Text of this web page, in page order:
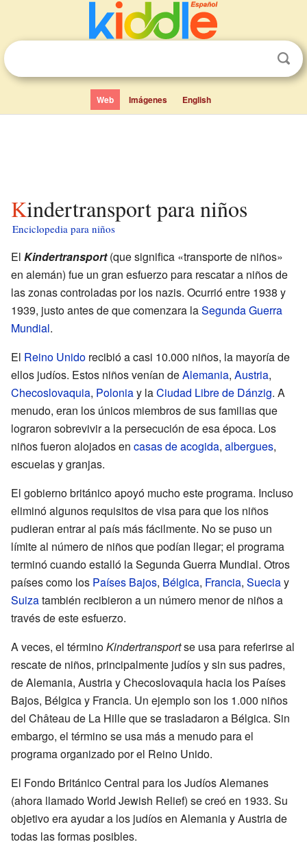
Web Imágenes English
Kindertransport para niños
Enciclopedia para niños
El Kindertransport(que significa «transporte de niños»
en alemán) fue un gran esfuerzo para rescatar a niños de
las zonas controladas por los nazis. Ocurrió entre 1938 y
1939, justo antes de que comenzara laSegunda Guerra
Mundial.
El Reino Unido recibió a casi 10.000 niños, la mayoría de
ellos judíos. Estos niños venían deAlemania, Austria,
Checoslovaquia, Poloniay laCiudad Libre de Dánzig. A
menudo, eran los únicos miembros de sus familias que
lograron sobrevivir a la persecución de esa época. Los
niños fueron alojados en casas de acogida, albergues,
escuelas y granjas.
El gobierno británico apoyó mucho este programa. Incluso
eliminó algunos requisitos de visa para que los niños
pudieran entrar al país más fácilmente. No se puso un
límite al número de niños que podían llegar; el programa
terminó cuando estalló la Segunda Guerra Mundial. Otros
países como los Países Bajos, Bélgica, Francia, Sueciay
Suizatambién recibieron a un número menor de niños a
través de este esfuerzo.
A veces, el términoKindertransportse usa para referirse al
rescate de niños, principalmente judíos y sin sus padres,
de Alemania, Austria y Checoslovaquia hacia los Países
Bajos, Bélgica y Francia. Un ejemplo son los 1.000 niños
del Château de La Hille que se trasladaron a Bélgica. Sin
embargo, el término se usa más a menudo para el
programa organizado por el Reino Unido.
El Fondo Británico Central para los Judíos Alemanes
(ahora llamado World Jewish Relief) se creó en 1933. Su
objetivo era ayudar a los judíos en Alemania y Austria de
todas las formas posibles.